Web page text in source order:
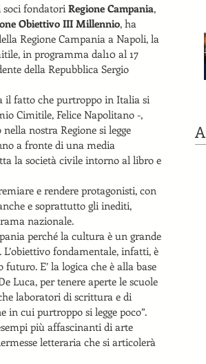
soci fondatori Regione Campania,
Obiettivo III Millennio, ha
Regione Campania a Napoli, la
in programma dal10 al 17
della Repubblica Sergio
il fatto che purtroppo in Italia si
Cimitile, Felice Napolitano -,
nostra Regione si legge
a fronte di una media
la società civile intorno al libro e
e rendere protagonisti, con
e soprattutto gli inediti,
nazionale.
perché la cultura è un grande
fondamentale, infatti, è
E’ la logica che è alla base
Luca, per tenere aperte le scuole
laboratori di scrittura e di
cui purtroppo si legge poco”.
più affascinanti di arte
letteraria che si articolerà